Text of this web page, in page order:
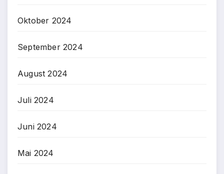
Oktober 2024
September 2024
August 2024
Juli 2024
Juni 2024
Mai 2024